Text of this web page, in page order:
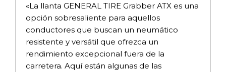
«La llanta GENERAL TIRE Grabber ATX es una
opción sobresaliente para aquellos
conductores que buscan un neumático
resistente y versátil que ofrezca un
rendimiento excepcional fuera de la
carretera. Aquí están algunas de las